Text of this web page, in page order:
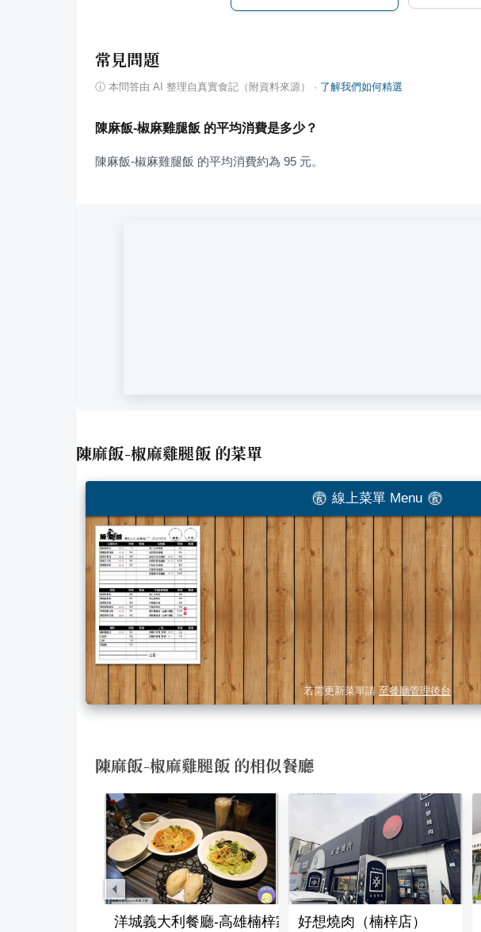
常見問題
ⓘ 本問答由 AI 整理自真實食記（附資料來源） · 了解我們如何精選
陳麻飯-椒麻雞腿飯 的平均消費是多少？
陳麻飯-椒麻雞腿飯 的平均消費約為 95 元。
陳麻飯-椒麻雞腿飯的菜單
線上菜單 Menu
若需更新菜單請 至餐廳管理後台
陳麻飯-椒麻雞腿飯 的相似餐廳
洋城義大利餐廳-高雄楠梓家樂福店好想燒肉（楠梓店）